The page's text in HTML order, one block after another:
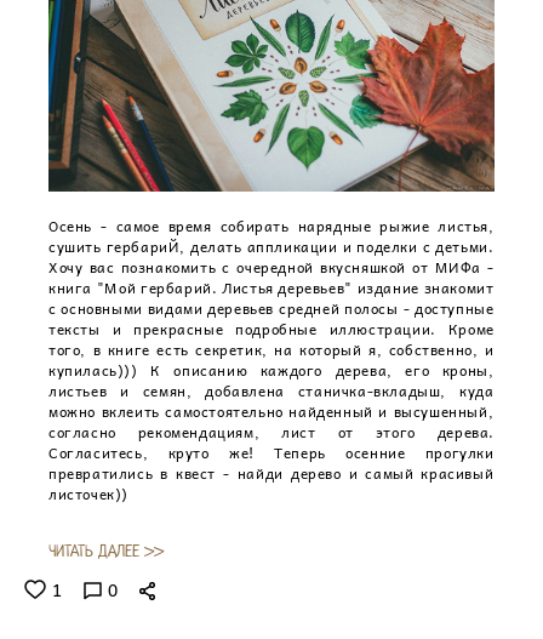
Осень - самое время собирать нарядные рыжие листья,
сушить гербариЙ, делать аппликации и поделки с детьми.
Хочу вас познакомить с очередной вкусняшкой от МИФа -
книга "Мой гербарий. Листья деревьев" издание знакомит
с основными видами деревьев средней полосы - доступные
тексты и прекрасные подробные иллюстрации. Кроме
того, в книге есть секретик, на который я, собственно, и
купилась))) К описанию каждого дерева, его кроны,
листьев и семян, добавлена станичка-вкладыш, куда
можно вклеить самостоятельно найденный и высушенный,
согласно рекомендациям, лист от этого дерева.
Согласитесь, круто же! Теперь осенние прогулки
превратились в квест - найди дерево и самый красивый
листочек))
ЧИТАТЬ ДАЛЕЕ >>
1 0